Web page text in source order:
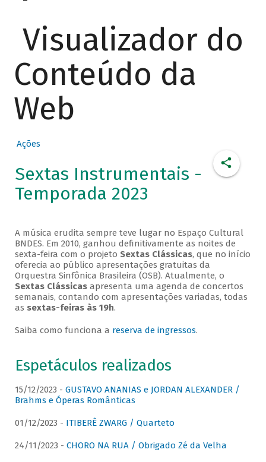
Visualizador do
Conteúdo da
Web
Ações
Sextas Instrumentais -
Temporada 2023
A música erudita sempre teve lugar no Espaço Cultural
BNDES. Em 2010, ganhou definitivamente as noites de
sexta-feira com o projeto Sextas Clássicas, que no início
oferecia ao público apresentações gratuitas da
Orquestra Sinfônica Brasileira (OSB). Atualmente, o
Sextas Clássicasapresenta uma agenda de concertos
semanais, contando com apresentações variadas, todas
as sextas-feiras às 19h.
Saiba como funciona a reserva de ingressos.
Espetáculos realizados
15/12/2023 - GUSTAVO ANANIAS e JORDAN ALEXANDER /
Brahms e Óperas Românticas
01/12/2023 - ITIBERÊ ZWARG / Quarteto
24/11/2023 - CHORO NA RUA / Obrigado Zé da Velha